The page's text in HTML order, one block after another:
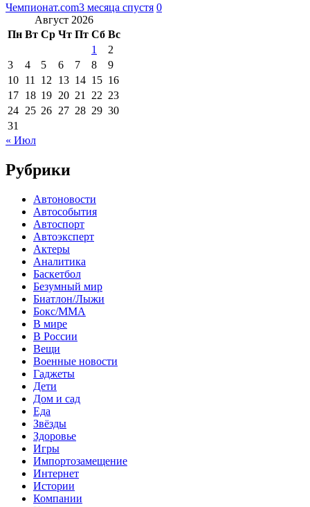
Чемпионат.com3 месяца спустя 0
Август 2026
Пн Вт Ср Чт Пт Сб Вс
1
2
3
4 5 6 7 8
9
10 11 12 13 14 15 16
17 18 19 20 21 22 23
24 25 26 27 28 29 30
31
« Июл
Рубрики
Автоновости
Автособытия
Автоспорт
Автоэксперт
Актеры
Аналитика
Баскетбол
Безумный мир
Биатлон/Лыжи
Бокс/MMA
В мире
В России
Вещи
Военные новости
Гаджеты
Дети
Дом и сад
Еда
Звёзды
Здоровье
Игры
Импортозамещение
Интернет
Истории
Компании